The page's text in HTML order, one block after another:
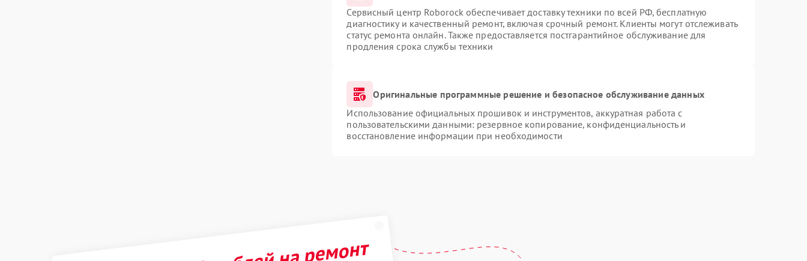
Сервисный центр Roborock обеспечивает доставку техники по всей РФ, бесплатную
диагностику и качественный ремонт, включая срочный ремонт. Клиенты могут отслеживать
статус ремонта онлайн. Также предоставляется постгарантийное обслуживание для
продления срока службы техники
Оригинальные программные решение и безопасное обслуживание данных
Использование официальных прошивок и инструментов, аккуратная работа с
пользовательскими данными: резервное копирование, конфиденциальность и
восстановление информации при необходимости